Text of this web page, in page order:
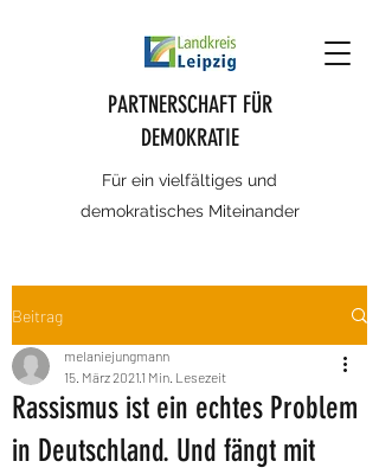
PARTNERSCHAFT FÜR
DEMOKRATIE
Für ein vielfältiges und
demokratisches Miteinander
Beitrag
Rassismus ist ein echtes Problem
in Deutschland. Und fängt mit
melaniejungmann
15. März 2021 1 Min. Lesezeit